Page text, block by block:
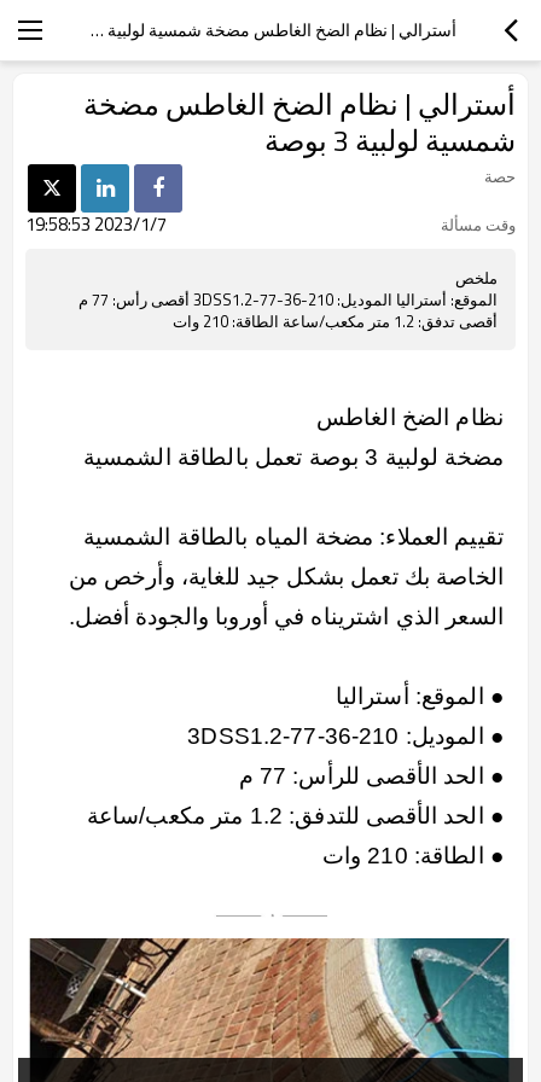
أسترالي | نظام الضخ الغاطس مضخة شمسية لولبية 3 بوصة
أسترالي | نظام الضخ الغاطس مضخة
شمسية لولبية 3 بوصة
حصة
وقت مسألة
2023/1/7 19:58:53
ملخص
الموقع: أستراليا الموديل: 3DSS1.2-77-36-210 أقصى رأس: 77 م
أقصى تدفق: 1.2 متر مكعب/ساعة الطاقة: 210 وات
نظام الضخ الغاطس
مضخة لولبية 3 بوصة تعمل بالطاقة الشمسية
تقييم العملاء: مضخة المياه بالطاقة الشمسية
الخاصة بك تعمل بشكل جيد للغاية، وأرخص من
السعر الذي اشتريناه في أوروبا والجودة أفضل.
● الموقع: أستراليا
● الموديل: 3DSS1.2-77-36-210
● الحد الأقصى للرأس: 77 م
● الحد الأقصى للتدفق: 1.2 متر مكعب/ساعة
● الطاقة: 210 وات